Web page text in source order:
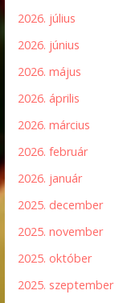
2026. július
2026. június
2026. május
2026. április
2026. március
2026. február
2026. január
2025. december
2025. november
2025. október
2025. szeptember